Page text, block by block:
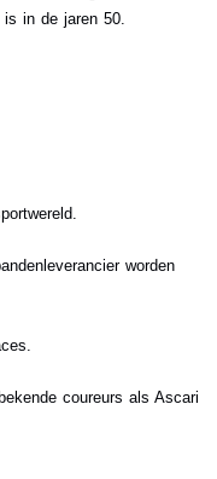
is in de jaren 50.
worden
coureurs als Ascari